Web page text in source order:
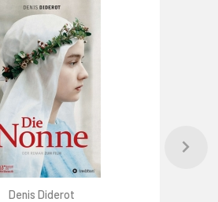
Denis Diderot